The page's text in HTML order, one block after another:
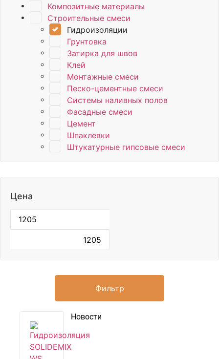
Композитные материалы
Строительные смеси
Гидроизоляции
Грунтовка
Затирка для швов
Клей
Монтажные смеси
Песко-цементные смеси
Системы наливных полов
Фасадные смеси
Цемент
Шпаклевки
Штукатурные гипсовые смеси
Цена
Фильтр
Новости